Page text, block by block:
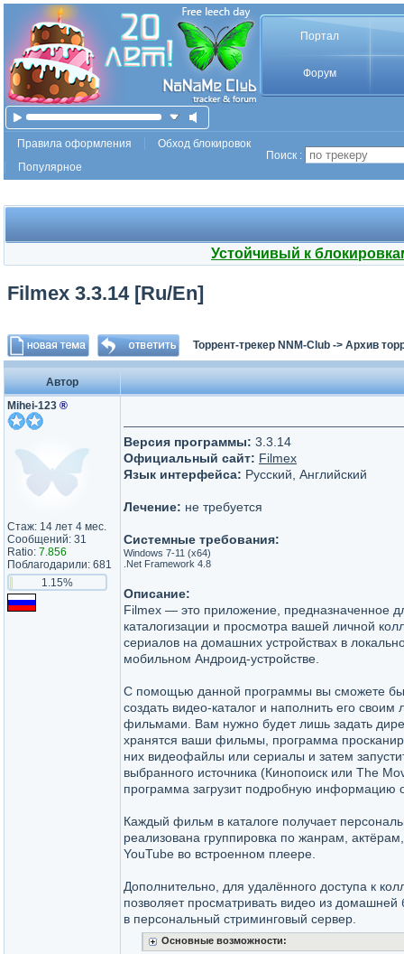
Портал
Форум
Правила оформления
Обход блокировок
Популярное
Поиск :
Устойчивый к
Filmex 3.3.14 [Ru/En]
Торрент-трекер NNM-Club -> Архив
Автор
Mihei-123 ®
Стаж: 14 лет 4 мес.
Сообщений: 31
Ratio: 7.856
Поблагодарили: 681
1.15%
Версия программы: 3.3.14
Официальный сайт: Filmex
Язык интерфейса: Русский, Английский
Лечение: не требуется
Системные требования:
Windows 7-11 (x64)
.Net Framework 4.8
Описание:
Filmex — это приложение, предназначенное
каталогизации и просмотра вашей личной
сериалов на домашних устройствах в
мобильном Андроид-устройстве.
С помощью данной программы вы сможете
создать видео-каталог и наполнить его
фильмами. Вам нужно будет лишь задать
хранятся ваши фильмы, программа
них видеофайлы или сериалы и затем
выбранного источника (Кинопоиск или The
программа загрузит подробную информацию
Каждый фильм в каталоге получает
реализована группировка по жанрам,
YouTube во встроенном плеере.
Дополнительно, для удалённого доступа к
позволяет просматривать видео из
в персональный стриминговый сервер.
Основные возможности: